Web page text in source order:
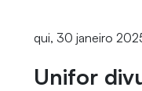
qui, 30 janeiro
Unifor